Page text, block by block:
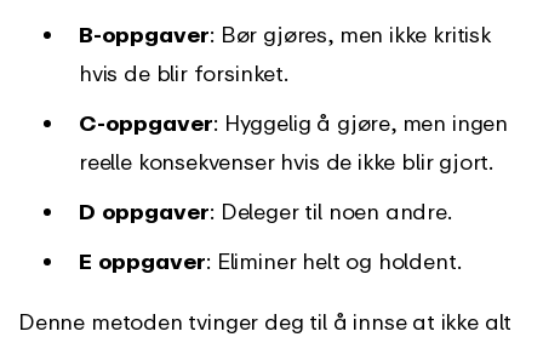
B-oppgaver: Bør gjøres, men ikke kritisk
hvis de blir forsinket.
C-oppgaver: Hyggelig å gjøre, men ingen
reelle konsekvenser hvis de ikke blir gjort.
D oppgaver: Deleger til noen andre.
E oppgaver: Eliminer helt og holdent.
Denne metoden tvinger deg til å innse at ikke alt